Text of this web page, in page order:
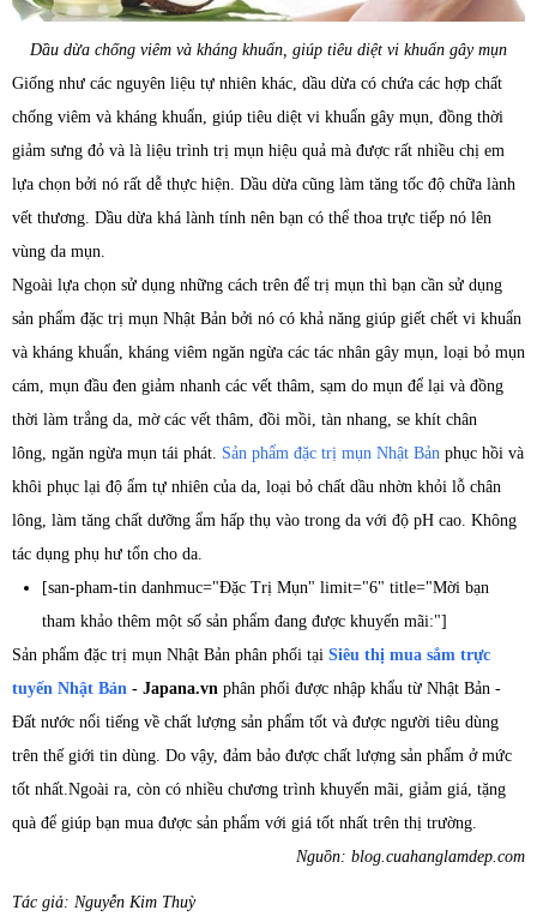
Dầu dừa chống viêm và kháng khuẩn, giúp tiêu diệt vi khuẩn gây mụn
Giống như các nguyên liệu tự nhiên khác, dầu dừa có chứa các hợp chất
chống viêm và kháng khuẩn, giúp tiêu diệt vi khuẩn gây mụn, đồng thời
giảm sưng đỏ và là liệu trình trị mụn hiệu quả mà được rất nhiều chị em
lựa chọn bởi nó rất dễ thực hiện. Dầu dừa cũng làm tăng tốc độ chữa lành
vết thương. Dầu dừa khá lành tính nên bạn có thể thoa trực tiếp nó lên
vùng da mụn.
Ngoài lựa chọn sử dụng những cách trên để trị mụn thì bạn cần sử dụng
sản phẩm đặc trị mụn Nhật Bản bởi nó có khả năng giúp giết chết vi khuẩn
và kháng khuẩn, kháng viêm ngăn ngừa các tác nhân gây mụn, loại bỏ mụn
cám, mụn đầu đen giảm nhanh các vết thâm, sạm do mụn để lại và đồng
thời làm trắng da, mờ các vết thâm, đồi mồi, tàn nhang, se khít chân
lông, ngăn ngừa mụn tái phát. Sản phẩm đặc trị mụn Nhật Bản phục hồi và
khôi phục lại độ ẩm tự nhiên của da, loại bỏ chất dầu nhờn khỏi lỗ chân
lông, làm tăng chất dưỡng ẩm hấp thụ vào trong da với độ pH cao. Không
tác dụng phụ hư tổn cho da.
[san-pham-tin danhmuc="Đặc Trị Mụn" limit="6" title="Mời bạn
tham khảo thêm một số sản phẩm đang được khuyến mãi:"]
Sản phẩm đặc trị mụn Nhật Bản phân phối tại Siêu thị mua sắm trực
tuyến Nhật Bản - Japana.vn phân phối được nhập khẩu từ Nhật Bản -
Đất nước nổi tiếng về chất lượng sản phẩm tốt và được người tiêu dùng
trên thế giới tin dùng. Do vậy, đảm bảo được chất lượng sản phẩm ở mức
tốt nhất.Ngoài ra, còn có nhiều chương trình khuyến mãi, giảm giá, tặng
quà để giúp bạn mua được sản phẩm với giá tốt nhất trên thị trường.
Nguồn: blog.cuahanglamdep.com
Tác giả: Nguyễn Kim Thuỳ